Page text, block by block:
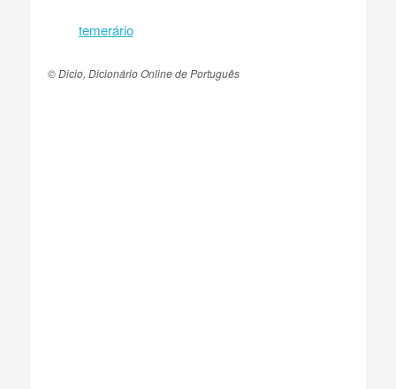
temerário
© Dicio, Dicionário Online de Português